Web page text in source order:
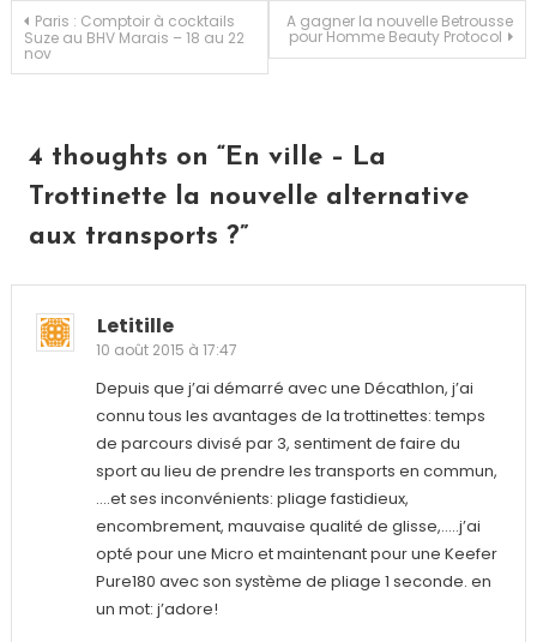
Navigation
de
l’article
Paris : Comptoir à cocktails
Suze au BHV Marais – 18 au 22
nov
A gagner la nouvelle Betrousse
pour Homme Beauty Protocol
4 thoughts on “En ville – La
Trottinette la nouvelle alternative
aux transports ?”
Letitille
10 août 2015 à 17:47
Depuis que j’ai démarré avec une Décathlon, j’ai
connu tous les avantages de la trottinettes: temps
de parcours divisé par 3, sentiment de faire du
sport au lieu de prendre les transports en commun,
….et ses inconvénients: pliage fastidieux,
encombrement, mauvaise qualité de glisse,…..j’ai
opté pour une Micro et maintenant pour une Keefer
Pure180 avec son système de pliage 1 seconde. en
un mot: j’adore!